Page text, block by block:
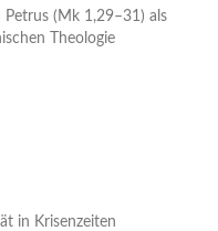
(Mk 1,29–31) als
Theologie
in Krisenzeiten